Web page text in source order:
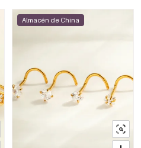
Almacén de China